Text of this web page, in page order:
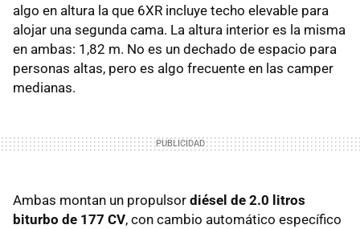
algo en altura la que 6XR incluye techo elevable para
alojar una segunda cama. La altura interior es la misma
en ambas: 1,82 m. No es un dechado de espacio para
personas altas, pero es algo frecuente en las camper
medianas.
Ambas montan un propulsor diésel de 2.0 litros
biturbo de 177 CV, con cambio automático específico